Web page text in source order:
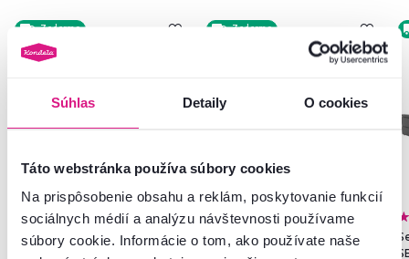
Súhlas Detaily O cookies
Táto webstránka používa súbory cookies
Na prispôsobenie obsahu a reklám, poskytovanie funkcií
sociálnych médií a analýzu návštevnosti používame
súbory cookie. Informácie o tom, ako používate naše
Zadarmo
Posledné kusy
Sedacia súprava, hnedá látka,
SEGORIA LUX 2+2
Zadarmo
Rozkladacia sedacia súprava,
sivá, ľavá, MONAKO ROH